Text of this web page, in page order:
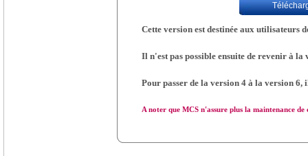
Cette version est destinée aux utilisateurs
Il n'est pas possible ensuite de revenir à
Pour passer de la version 4 à la version 6,
A noter que MCS n'assure plus la maintenance de